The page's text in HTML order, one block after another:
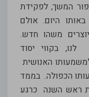
המשך, לפקידת
היום. אולם
משהו חדש.
בקווי יסוד
האנושית
הכפולה. בממד
ראש השנה כרגע